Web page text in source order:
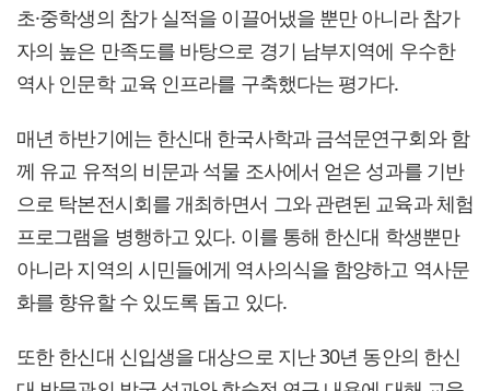
초·중학생의 참가 실적을 이끌어냈을 뿐만 아니라 참가
자의 높은 만족도를 바탕으로 경기 남부지역에 우수한
역사 인문학 교육 인프라를 구축했다는 평가다.
매년 하반기에는 한신대 한국사학과 금석문연구회와 함
께 유교 유적의 비문과 석물 조사에서 얻은 성과를 기반
으로 탁본전시회를 개최하면서 그와 관련된 교육과 체험
프로그램을 병행하고 있다. 이를 통해 한신대 학생뿐만
아니라 지역의 시민들에게 역사의식을 함양하고 역사문
화를 향유할 수 있도록 돕고 있다.
또한 한신대 신입생을 대상으로 지난 30년 동안의 한신